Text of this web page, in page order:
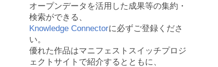
オープンデータを活用した成果等の集約・
検索ができる、
Knowledge Connectorに必ずご登録くださ
い。
優れた作品はマニフェストスイッチプロジ
ェクトサイトで紹介するとともに、